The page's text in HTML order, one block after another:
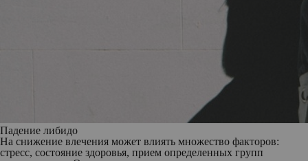
Падение либидо
На снижение влечения может влиять множество факторов:
стресс, состояние здоровья, прием определенных групп